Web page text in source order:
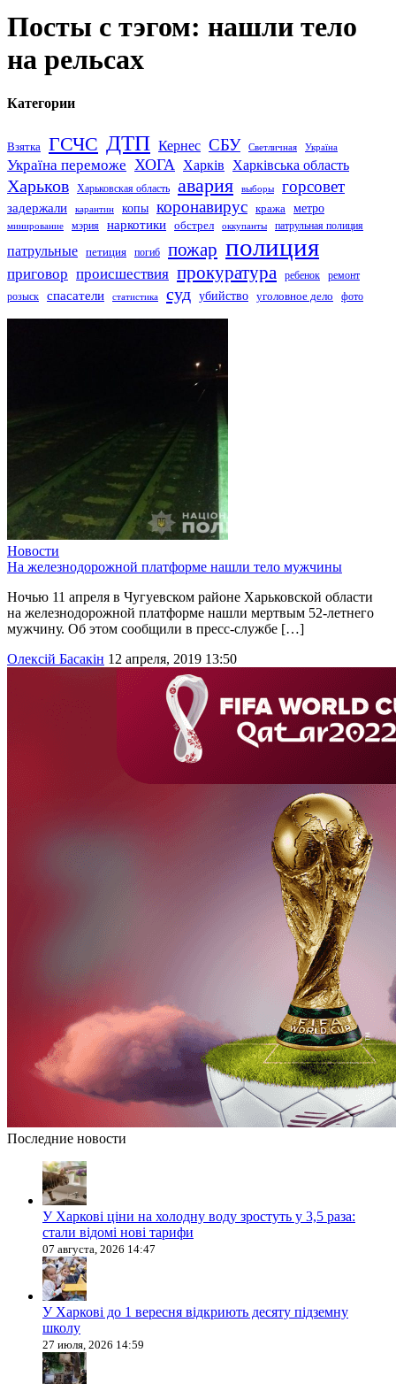
Посты с тэгом: нашли тело
на рельсах
Категории
Взятка ГСЧС ДТП Кернес СБУ Светличная Україна
Україна переможе ХОГА Харків Харківська область
Харьков Харьковская область авария выборы горсовет
задержали карантин копы коронавирус кража метро
минирование мэрия наркотики обстрел оккупанты патрульная полиция
патрульные петиция погиб пожар полиция
приговор происшествия прокуратура ребенок
ремонт
розыск
спасатели статистика суд убийство уголовное дело фото
Новости
На железнодорожной платформе нашли тело мужчины
Ночью 11 апреля в Чугуевском районе Харьковской области
на железнодорожной платформе нашли мертвым 52-летнего
мужчину. Об этом сообщили в пресс-службе […]
Олексій Басакін 12 апреля, 2019 13:50
Последние новости
У Харкові ціни на холодну воду зростуть у 3,5 раза:
стали відомі нові тарифи
07 августа, 2026 14:47
У Харкові до 1 вересня відкриють десяту підземну
школу
27 июля, 2026 14:59